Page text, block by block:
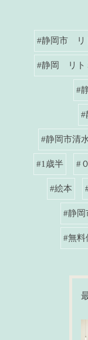
#静岡市 リ
#静岡 リト
#
#
#静岡市清
#1歳半 #
#絵本
#静岡
#無料